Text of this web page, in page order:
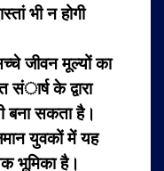
भी न होगी
जीवन मूल्यों का
के द्वारा
बना सकता है।
युवकों में यह
भूमिका है।